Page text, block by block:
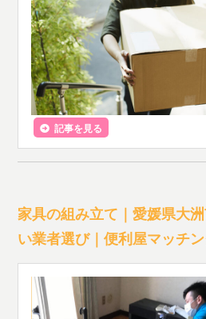
記事を見る
家具の組み立て｜愛媛県大
い業者選び｜便利屋マッチ